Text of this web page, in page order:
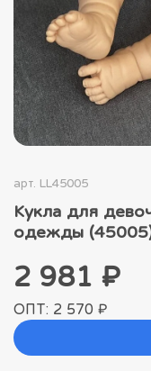
арт. LL45005
Кукла для
одежды
2 981 ₽
ОПТ: 2 570 ₽